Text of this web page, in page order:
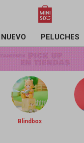
NUEVO PELUCHES
Blindbox